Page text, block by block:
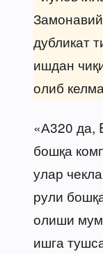
дубликат
ишдан
олиб
«А320 да,
бошқа
улар
рули
олиши
ишга